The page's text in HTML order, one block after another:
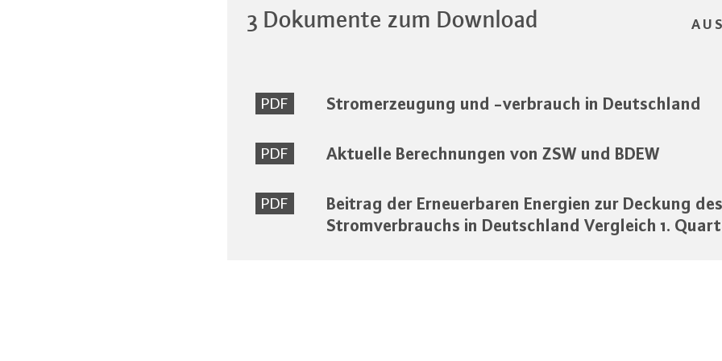
3 Dokumente zum Download
PDF Stromerzeugung und -verbrauch in Deutschland
PDF Aktuelle Berechnungen von ZSW und BDEW
PDF
Beitrag der Erneuerbaren Energien zur Deckung des
Stromverbrauchs in Deutschland Vergleich 1.